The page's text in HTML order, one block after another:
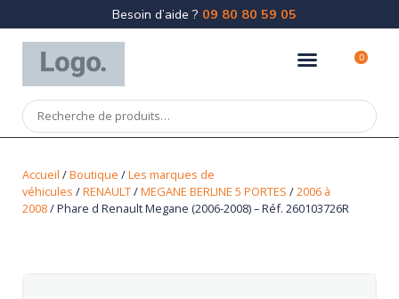
Besoin d’aide ? 09 80 80 59 05
0
Accueil /Boutique /Les marques de
véhicules /RENAULT/MEGANE BERLINE 5 PORTES /2006 à
2008/ Phare d Renault Megane (2006-2008) – Réf. 260103726R